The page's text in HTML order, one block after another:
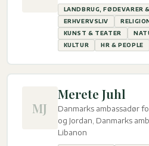
LANDBRUG, FØDEVARER
ERHVERVSLIV
KUNST & TEATER
KULTUR
HR & PEOPLE
MJ
Merete Juhl
Danmarks ambassadør
og Jordan, Danmarks
Libanon